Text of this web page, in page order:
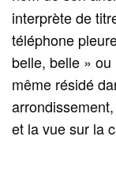
interprète de
téléphone
belle, belle »
même résidé
et la vue sur la